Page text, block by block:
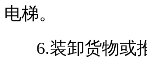
电梯。
6.装卸货物或